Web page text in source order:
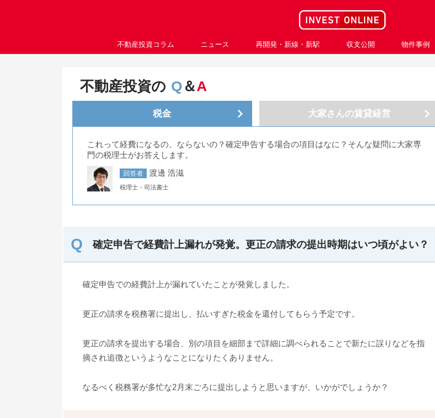
不動産投資コラム ニュース 再開発・新線・新駅 収支公開 物件事例
不動産投資の Q＆A
税金 大家さんの賃貸経営
これって経費になるの、ならないの？確定申告する場合の項目はなに？そんな疑問に大家専
門の税理士がお答えします。
回答者 渡邊 浩滋
税理士・司法書士
確定申告で経費計上漏れが発覚。更正の請求の提出時期はいつ頃がよい？
確定申告での経費計上が漏れていたことが発覚しました。
更正の請求を税務署に提出し、払いすぎた税金を還付してもらう予定です。
更正の請求を提出する場合、別の項目を細部まで詳細に調べられることで新たに誤りなどを指
摘され追徴というようなことになりたくありません。
なるべく税務署が多忙な2月末ごろに提出しようと思いますが、いかがでしょうか？